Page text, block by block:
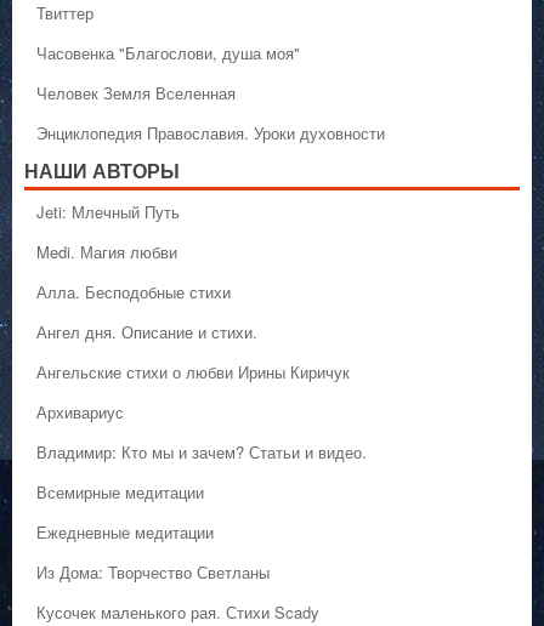
Твиттер
Часовенка "Благослови, душа моя"
Человек Земля Вселенная
Энциклопедия Православия. Уроки духовности
НАШИ АВТОРЫ
Jeti: Млечный Путь
Medi. Магия любви
Алла. Бесподобные стихи
Ангел дня. Описание и стихи.
Ангельские стихи о любви Ирины Киричук
Архивариус
Владимир: Кто мы и зачем? Статьи и видео.
Всемирные медитации
Ежедневные медитации
Из Дома: Творчество Светланы
Кусочек маленького рая. Стихи Scady